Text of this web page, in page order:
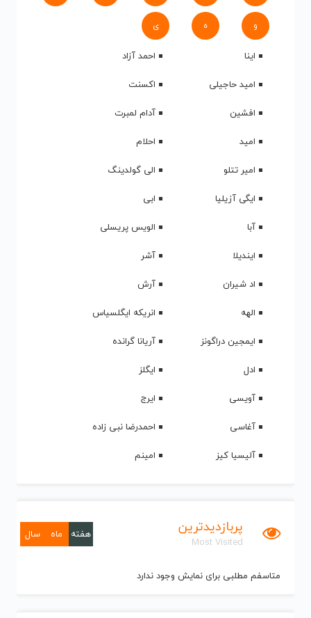
و ه ی
اینا
احمد آزاد
امید حاجیلی
اکسنت
افشین
آدام لمبرت
امید
احلام
امیر تتلو
الی گولدینگ
ایگی آزیلیا
ابی
آبا
الویس پریسلی
ایندیلا
آشر
اد شیران
آرش
الهه
انریکه ایگلسیاس
ایمجین دراگونز
آریانا گرانده
ادل
ایگلز
آویسی
ایرج
آغاسی
احمدرضا نبی زاده
آلیسیا کیز
امینم
پربازدیدترین
Most Visited
هفته ماه سال
متاسفم مطلبی برای نمایش وجود ندارد